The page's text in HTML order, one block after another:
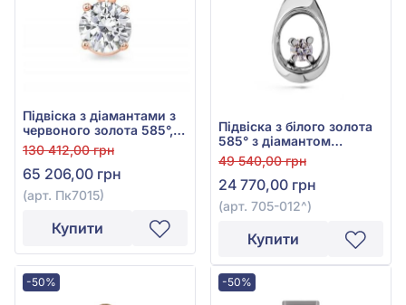
Підвіска з діамантами з
червоного золота 585°,
Діамант 0,54ct, арт.
Пк7015
130 412,00 грн
65 206,00 грн
(арт. Пк7015)
Купити
Підвіска з білого золота
585° з діамантом
0,075ct, арт. 705-012^
49 540,00 грн
24 770,00 грн
(арт. 705-012^)
Купити
-50% -50%